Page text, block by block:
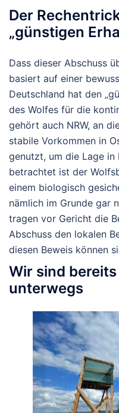
Der
„günstigen
Dass dieser Abschuss
basiert auf einer
Deutschland hat den
des Wolfes für die
gehört auch NRW, an
stabile Vorkommen in
genutzt, um die Lage in
betrachtet ist der
einem biologisch
nämlich im Grunde gar
tragen vor Gericht die
Abschuss den lokalen
diesen Beweis können
Wir sind
unterwegs